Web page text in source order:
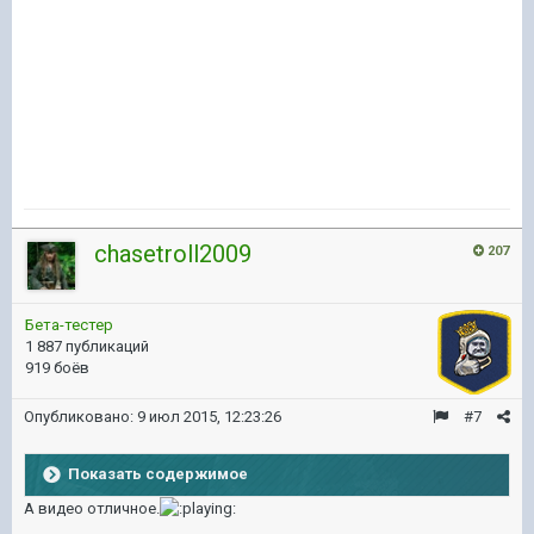
207
chasetroll2009
Бета-тестер
1 887 публикаций
919 боёв
#7
Опубликовано: 9 июл 2015, 12:23:26
Показать содержимое
А видео отличное.